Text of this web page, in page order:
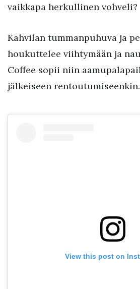
vaikkapa herkullinen vohveli?
Kahvilan tummanpuhuva ja
houkuttelee viihtymään ja
Coffee sopii niin
jälkeiseen rentoutumiseenkin.
View this post on